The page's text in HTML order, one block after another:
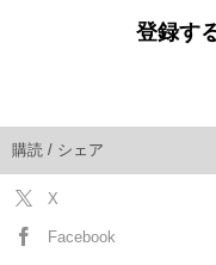
購読 / シェア
X
Facebook